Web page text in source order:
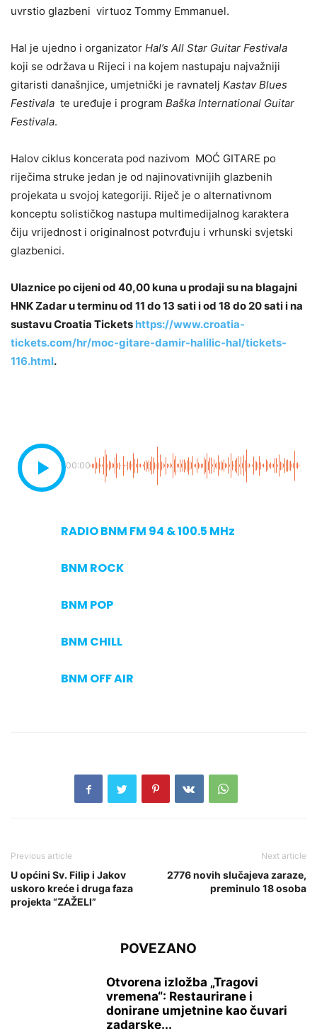
uvrstio glazbeni virtuoz Tommy Emmanuel.
Hal je ujedno i organizator Hal’s All Star Guitar Festivala
koji se održava u Rijeci i na kojem nastupaju najvažniji
gitaristi današnjice, umjetnički je ravnatelj Kastav Blues
Festivala te uređuje i program Baška International Guitar
Festivala.
Halov ciklus koncerata pod nazivom MOĆ GITARE po
riječima struke jedan je od najinovativnijih glazbenih
projekata u svojoj kategoriji. Riječ je o alternativnom
konceptu solističkog nastupa multimedijalnog karaktera
čiju vrijednost i originalnost potvrđuju i vrhunski svjetski
glazbenici.
Ulaznice po cijeni od 40,00 kuna u prodaji su na blagajni
HNK Zadar u terminu od 11 do 13 sati i od 18 do 20 sati i na
sustavu Croatia Tickets https://www.croatia-
tickets.com/hr/moc-gitare-damir-halilic-hal/tickets-
116.html.
00:00
RADIO BNM FM 94 & 100.5 MHz
BNM ROCK
BNM POP
BNM CHILL
BNM OFF AIR
Previous article
U općini Sv. Filip i Jakov
uskoro kreće i druga faza
projekta “ZAŽELI”
Next article
2776 novih slučajeva zaraze,
preminulo 18 osoba
POVEZANO
Otvorena izložba „Tragovi
vremena“: Restaurirane i
donirane umjetnine kao čuvari
zadarske...